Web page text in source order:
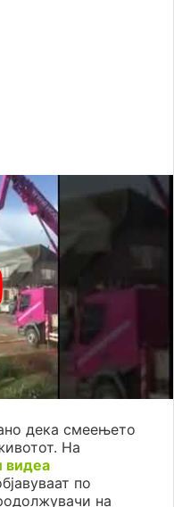
дека смеењето
На
по
на